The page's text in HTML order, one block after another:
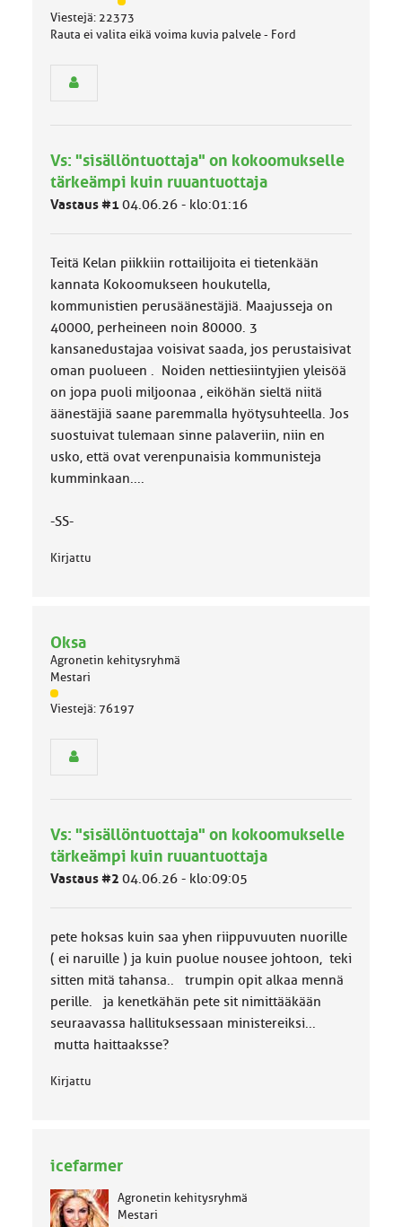
J
ä
s
ä
l
o
a
Viestejä: 22373
Rauta ei valita eikä voima kuvia palvele - Ford
Vs: "sisällöntuottaja" on kokoomukselle
tärkeämpi kuin ruuantuottaja
Vastaus #104.06.26 - klo:01:16
Teitä Kelan piikkiin rottailijoita ei tietenkään
kannata Kokoomukseen houkutella,
kommunistien perusäänestäjiä. Maajusseja on
40000, perheineen noin 80000. 3
kansanedustajaa voisivat saada, jos perustaisivat
oman puolueen . Noiden nettiesiintyjien yleisöä
on jopa puoli miljoonaa , eiköhän sieltä niitä
äänestäjiä saane paremmalla hyötysuhteella. Jos
suostuivat tulemaan sinne palaveriin, niin en
usko, että ovat verenpunaisia kommunisteja
kumminkaan....
-SS-
Kirjattu
Oksa
Agronetin kehitysryhmä
Mestari
J
ä
m
ä
u
k
a
Viestejä: 76197
Vs: "sisällöntuottaja" on kokoomukselle
tärkeämpi kuin ruuantuottaja
Vastaus #2 04.06.26 - klo:09:05
pete hoksas kuin saa yhen riippuvuuten nuorille
( ei naruille ) ja kuin puolue nousee johtoon, teki
sitten mitä tahansa.. trumpin opit alkaa mennä
perille. ja kenetkähän pete sit nimittääkään
seuraavassa hallituksessaan ministereiksi...
mutta haittaaksse?
Kirjattu
icefarmer
Agronetin kehitysryhmä
Mestari